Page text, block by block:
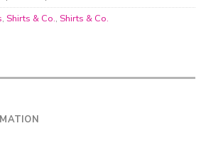
, Shirts & Co., Shirts & Co.